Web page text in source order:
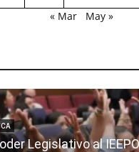
« Mar
May »
Legislativo al